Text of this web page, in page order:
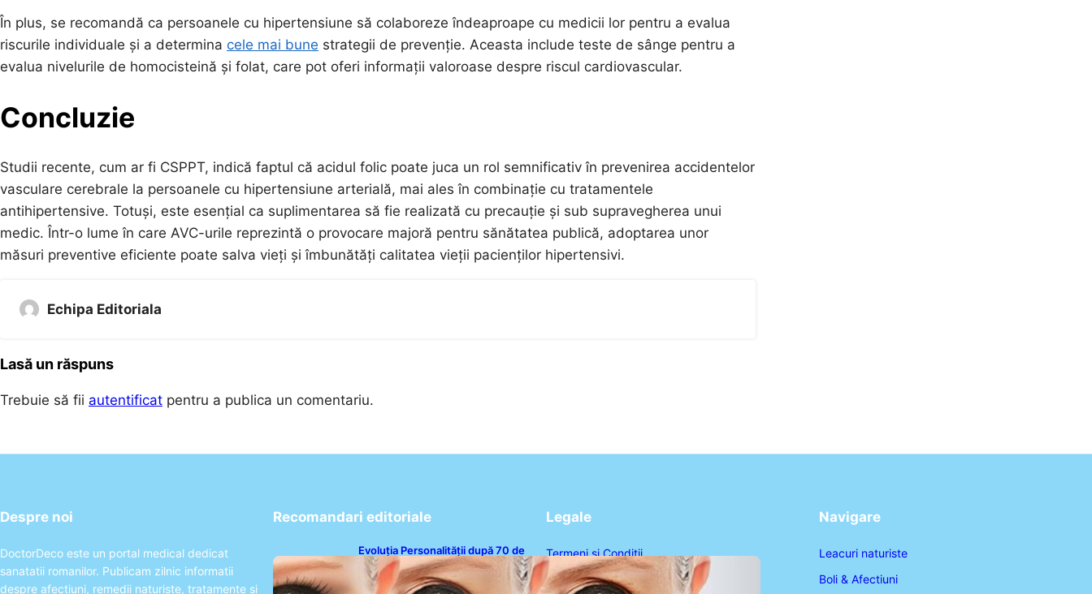
În plus, se recomandă ca persoanele cu hipertensiune să colaboreze îndeaproape cu medicii lor pentru a evalua
riscurile individuale și a determina cele mai bune strategii de prevenție. Aceasta include teste de sânge pentru a
evalua nivelurile de homocisteină și folat, care pot oferi informații valoroase despre riscul cardiovascular.
Concluzie
Studii recente, cum ar fi CSPPT, indică faptul că acidul folic poate juca un rol semnificativ în prevenirea accidentelor
vasculare cerebrale la persoanele cu hipertensiune arterială, mai ales în combinație cu tratamentele
antihipertensive. Totuși, este esențial ca suplimentarea să fie realizată cu precauție și sub supravegherea unui
medic. Într-o lume în care AVC-urile reprezintă o provocare majoră pentru sănătatea publică, adoptarea unor
măsuri preventive eficiente poate salva vieți și îmbunătăți calitatea vieții pacienților hipertensivi.
Echipa Editoriala
Lasă un răspuns
Trebuie să fii autentificat pentru a publica un comentariu.
Despre noi
DoctorDeco este un portal medical dedicat
sanatatii romanilor. Publicam zilnic informatii
despre afectiuni, remedii naturiste, tratamente si
Recomandari editoriale
Evoluția Personalității după 70 de
Ani: Ce Revelații Ne Oferă Studiile
Psihologice
Legale
Termeni și Condiții
Politica de Confidențialitate
Navigare
Leacuri naturiste
Boli & Afectiuni